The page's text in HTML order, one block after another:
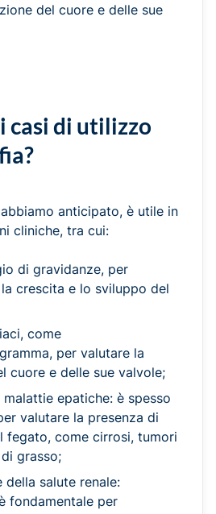
del cuore e delle sue
casi di utilizzo
anticipato, è utile in
cliniche, tra cui:
di gravidanze, per
crescita e lo sviluppo del
come
per valutare la
cuore e delle sue valvole;
epatiche: è spesso
valutare la presenza di
fegato, come cirrosi, tumori
grasso;
della salute renale:
fondamentale per